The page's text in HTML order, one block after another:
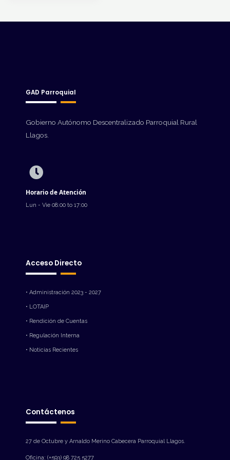
GAD Parroquial
Gobierno Autónomo Descentralizado Parroquial Rural
Llagos.
Horario de Atención
Lun - Vie 08:00 to 17:00
Acceso Directo
• Administración 2023 - 2027
• LOTAIP
• Rendición de Cuentas
• Regulación Interna
• Noticias Recientes
Contáctenos
27 de Octubre y Arnaldo Merino Cabecera Parroquial Llagos.
Oficina: (+593) 98 725 5277